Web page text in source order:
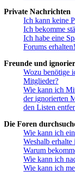
Private Nachrichten
Ich kann keine
Ich bekomme
Ich habe eine
Forums erhalten!
Freunde und
Wozu benötige
Mitglieder?
Wie kann ich
der ignorierten
den Listen
Die Foren
Wie kann ich
Weshalb erhalte
Warum
Wie kann ich
Wie kann ich